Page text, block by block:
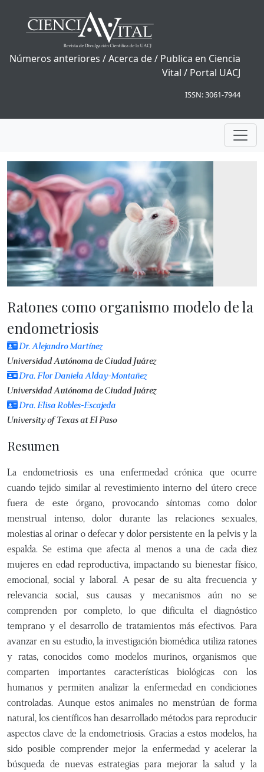
Números anteriores /Acerca de/ Publica en Ciencia
Vital / Portal UACJ
ISSN: 3061-7944
Ratones como organismo modelo de la
endometriosis
Dr. Alejandro Martínez
Universidad Autónoma de Ciudad Juárez
Dra. Flor Daniela Alday-Montañez
Universidad Autónoma de Ciudad Juárez
Dra. Elisa Robles-Escajeda
University of Texas at El Paso
Resumen
La endometriosis es una enfermedad crónica que ocurre
cuando tejido similar al revestimiento interno del útero crece
fuera de este órgano, provocando síntomas como dolor
menstrual intenso, dolor durante las relaciones sexuales,
molestias al orinar o defecar y dolor persistente en la pelvis y la
espalda. Se estima que afecta al menos a una de cada diez
mujeres en edad reproductiva, impactando su bienestar físico,
emocional, social y laboral. A pesar de su alta frecuencia y
relevancia social, sus causas y mecanismos aún no se
comprenden por completo, lo que dificulta el diagnóstico
temprano y el desarrollo de tratamientos más efectivos. Para
avanzar en su estudio, la investigación biomédica utiliza ratones
y ratas, conocidos como modelos murinos, organismos que
comparten importantes características biológicas con los
humanos y permiten analizar la enfermedad en condiciones
controladas. Aunque estos animales no menstrúan de forma
natural, los científicos han desarrollado métodos para reproducir
aspectos clave de la endometriosis. Gracias a estos modelos, ha
sido posible comprender mejor la enfermedad y acelerar la
búsqueda de nuevas estrategias para mejorar la salud y la